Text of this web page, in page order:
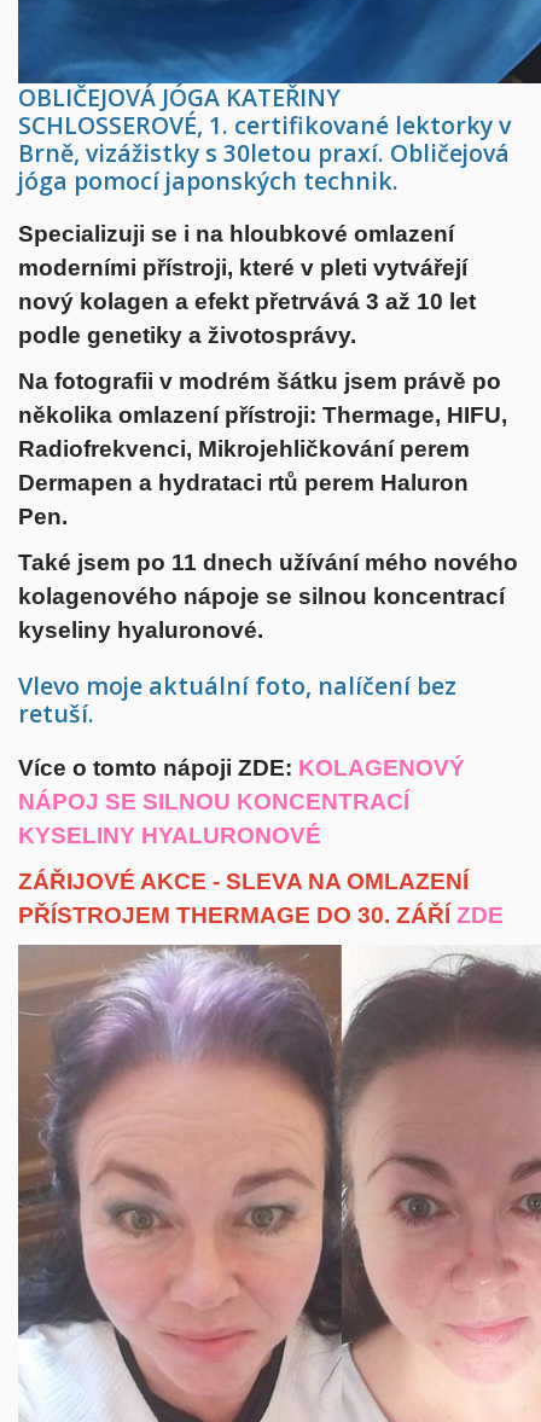
OBLIČEJOVÁ JÓGA KATEŘINY
SCHLOSSEROVÉ, 1. certifikované lektorky v
Brně, vizážistky s 30letou praxí. Obličejová
jóga pomocí japonských technik.
Specializuji se i na hloubkové omlazení
moderními přístroji, které v pleti vytvářejí
nový kolagen a efekt přetrvává 3 až 10 let
podle genetiky a životosprávy.
Na fotografii v modrém šátku jsem právě po
několika omlazení přístroji: Thermage, HIFU,
Radiofrekvenci, Mikrojehličkování perem
Dermapen a hydrataci rtů perem Haluron
Pen.
Také jsem po 11 dnech užívání mého nového
kolagenového nápoje se silnou koncentrací
kyseliny hyaluronové.
Vlevo moje aktuální foto, nalíčení bez
retuší.
Více o tomto nápoji ZDE: KOLAGENOVÝ
NÁPOJ SE SILNOU KONCENTRACÍ
KYSELINY HYALURONOVÉ
ZÁŘIJOVÉ AKCE - SLEVA NA OMLAZENÍ
PŘÍSTROJEM THERMAGE DO 30. ZÁŘÍ ZDE